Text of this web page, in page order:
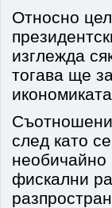
Относно
изглежда
тогава ще
след като
необичайно
фискални